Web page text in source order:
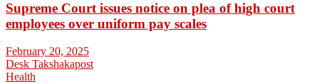
Supreme Court issues notice on plea of high court
employees over uniform pay scales
February 20, 2025
Desk Takshakapost
Health